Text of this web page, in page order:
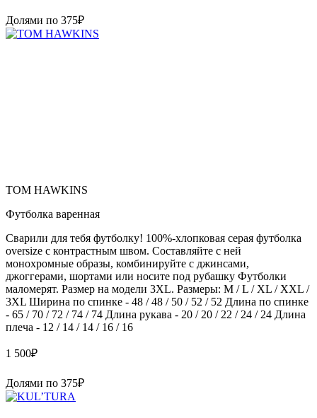
Долями по 375₽
TOM HAWKINS
Футболка варенная
Сварили для тебя футболку! 100%-хлопковая серая футболка
oversize с контрастным швом. Составляйте с ней
монохромные образы, комбинируйте с джинсами,
джоггерами, шортами или носите под рубашку Футболки
маломерят. Размер на модели 3XL. Размеры: M / L / XL / XXL /
3XL Ширина по спинке - 48 / 48 / 50 / 52 / 52 Длина по спинке
- 65 / 70 / 72 / 74 / 74 Длина рукава - 20 / 20 / 22 / 24 / 24 Длина
плеча - 12 / 14 / 14 / 16 / 16
1 500₽
Долями по 375₽